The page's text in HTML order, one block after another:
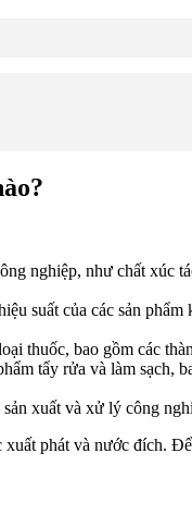
nghiệp, như chất
suất của các sản
thuốc, bao gồm các
tẩy rửa và làm
xuất và xử lý công
phát và nước đích.